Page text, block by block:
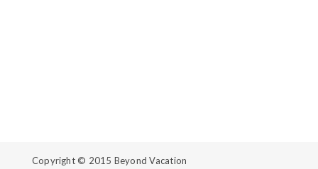
Copyright © 2015 Beyond Vacation